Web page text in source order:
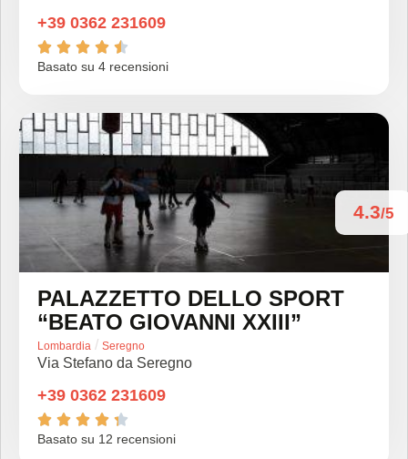
+39 0362 231609
    
Basato su 4 recensioni
4.3/5
PALAZZETTO DELLO SPORT
“BEATO GIOVANNI XXIII”
Lombardia / Seregno
Via Stefano da Seregno
+39 0362 231609
    
Basato su 12 recensioni